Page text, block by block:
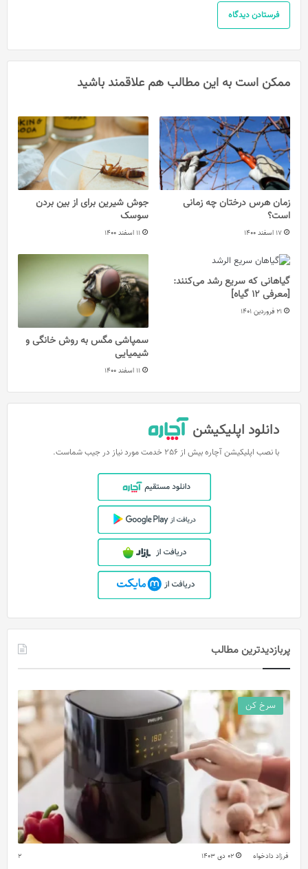
ممکن است به این مطالب هم علاقمند باشید
زمان هرس درختان چه زمانی
است؟
17 اسفند 1400
جوش شیرین برای از بین بردن
سوسک
11 اسفند 1400
گیاهانی که سریع رشد می‌کنند:
[معرفی 12 گیاه]
21 فروردین 1401
سمپاشی مگس به روش خانگی و
شیمیایی
11 اسفند 1400
دانلود اپلیکیشن
با نصب اپلیکیشن آچاره بیش از 256 خدمت مورد نیاز در جیب شماست.
پربازدیدترین مطالب
سرخ کن
فرزاد دادخواه 02 دی 1403 2